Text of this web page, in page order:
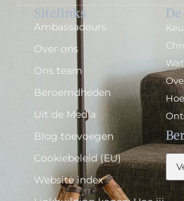
Sitelinks
Ambassadeurs
Over ons
Ons team
Beroemdheden
Uit de Media
Blog toevoegen
Cookiebeleid (EU)
Website index